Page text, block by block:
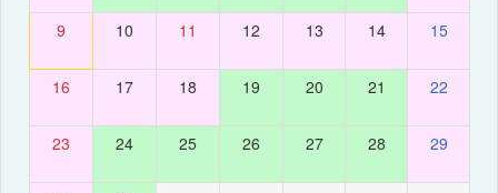
9 10 11 12 13 14 15
16 17 18 19 20 21 22
23 24 25 26 27 28 29